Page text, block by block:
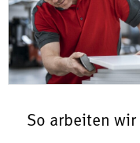
So arbeiten